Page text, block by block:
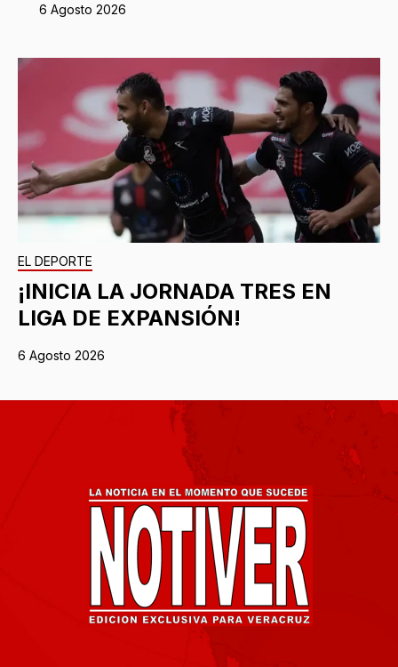
6 Agosto 2026
EL DEPORTE
¡INICIA LA JORNADA TRES EN
LIGA DE EXPANSIÓN!
6 Agosto 2026